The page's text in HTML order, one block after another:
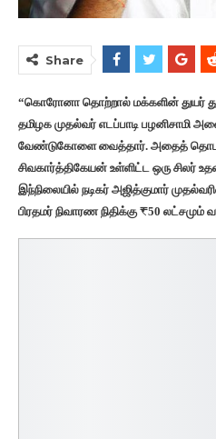
Share
“கொரோனா தொற்றால் மக்களின் துயர்
தமிழக முதல்வர் எடப்பாடி பழனிசாமி
வேண்டுகோளை வைத்தார். அதைத்
சிவகார்த்திகேயன் உள்ளிட்ட ஒரு சிலர்
இந்நிலையில் நடிகர் அஜித்குமார்
பிரதமர் நிவாரண நிதிக்கு ₹50 லட்சமும்